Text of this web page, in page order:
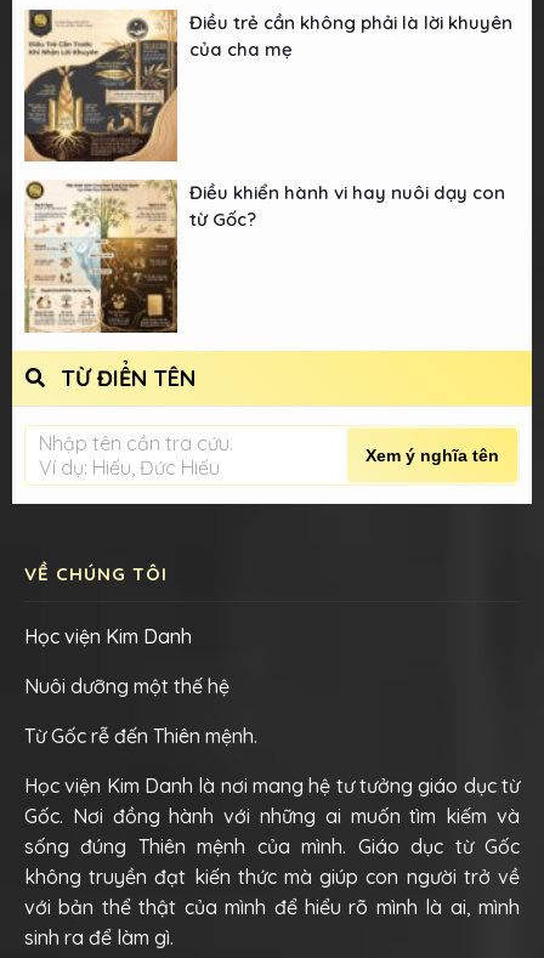
Điều trẻ cần không phải là lời khuyên
của cha mẹ
Điều khiển hành vi hay nuôi dạy con
từ Gốc?
TỪ ĐIỂN TÊN
Nhập tên cần tra cứu.
Ví dụ: Hiếu, Đức Hiếu
Xem ý nghĩa tên
VỀ CHÚNG TÔI
Học viện Kim Danh
Nuôi dưỡng một thế hệ
Từ Gốc rễ đến Thiên mệnh.
Học viện Kim Danh là nơi mang hệ tư tưởng giáo dục từ
Gốc. Nơi đồng hành với những ai muốn tìm kiếm và
sống đúng Thiên mệnh của mình. Giáo dục từ Gốc
không truyền đạt kiến thức mà giúp con người trở về
với bản thể thật của mình để hiểu rõ mình là ai, mình
sinh ra để làm gì.